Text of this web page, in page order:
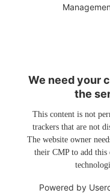
We need your
the
This content is not
trackers that are not
The website owner
their CMP to add
Powered by